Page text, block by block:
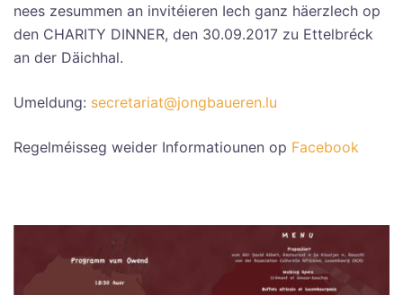
nees zesummen an invitéieren Iech ganz häerzlech op
den CHARITY DINNER, den 30.09.2017 zu Ettelbréck
an der Däichhal.
Umeldung: secretariat@jongbaueren.lu
Regelméisseg weider Informatiounen op Facebook